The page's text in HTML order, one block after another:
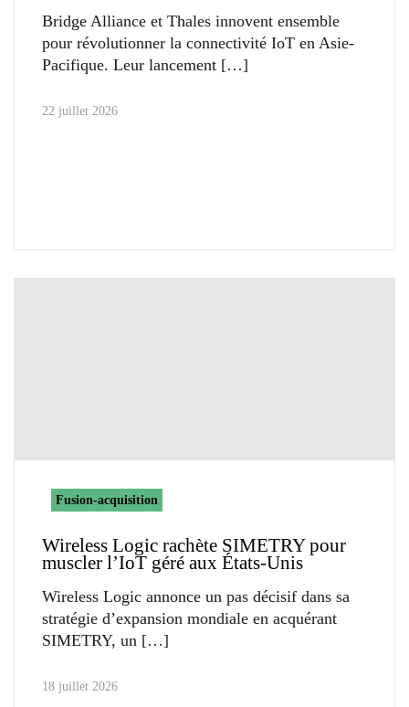
Bridge Alliance et Thales innovent ensemble
pour révolutionner la connectivité IoT en Asie-
Pacifique. Leur lancement
22 juillet 2026
Fusion-acquisition
Wireless Logic rachète SIMETRY pour
muscler l’IoT géré aux États-Unis
Wireless Logic annonce un pas décisif dans sa
stratégie d’expansion mondiale en acquérant
SIMETRY, un
18 juillet 2026